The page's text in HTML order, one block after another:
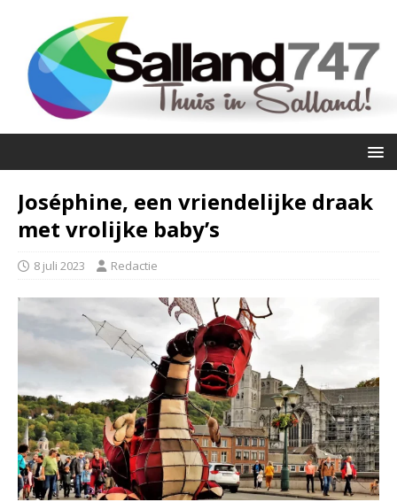
Joséphine, een vriendelijke draak
met vrolijke baby’s
8 juli 2023 Redactie